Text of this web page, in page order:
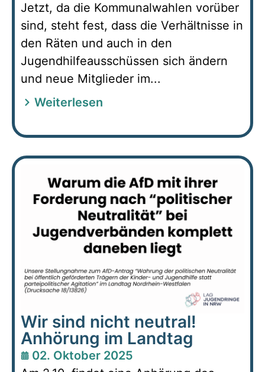
Jetzt, da die Kommunalwahlen vorüber
sind, steht fest, dass die Verhältnisse in
den Räten und auch in den
Jugendhilfeausschüssen sich ändern
und neue Mitglieder im...
Weiterlesen
Wir sind nicht neutral!
Anhörung im Landtag
02. Oktober 2025